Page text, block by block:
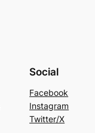
Social
Facebook
Instagram
Twitter/X